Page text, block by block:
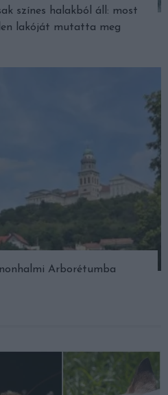
színes halakból áll: most
lakóját mutatta meg
Arborétumba